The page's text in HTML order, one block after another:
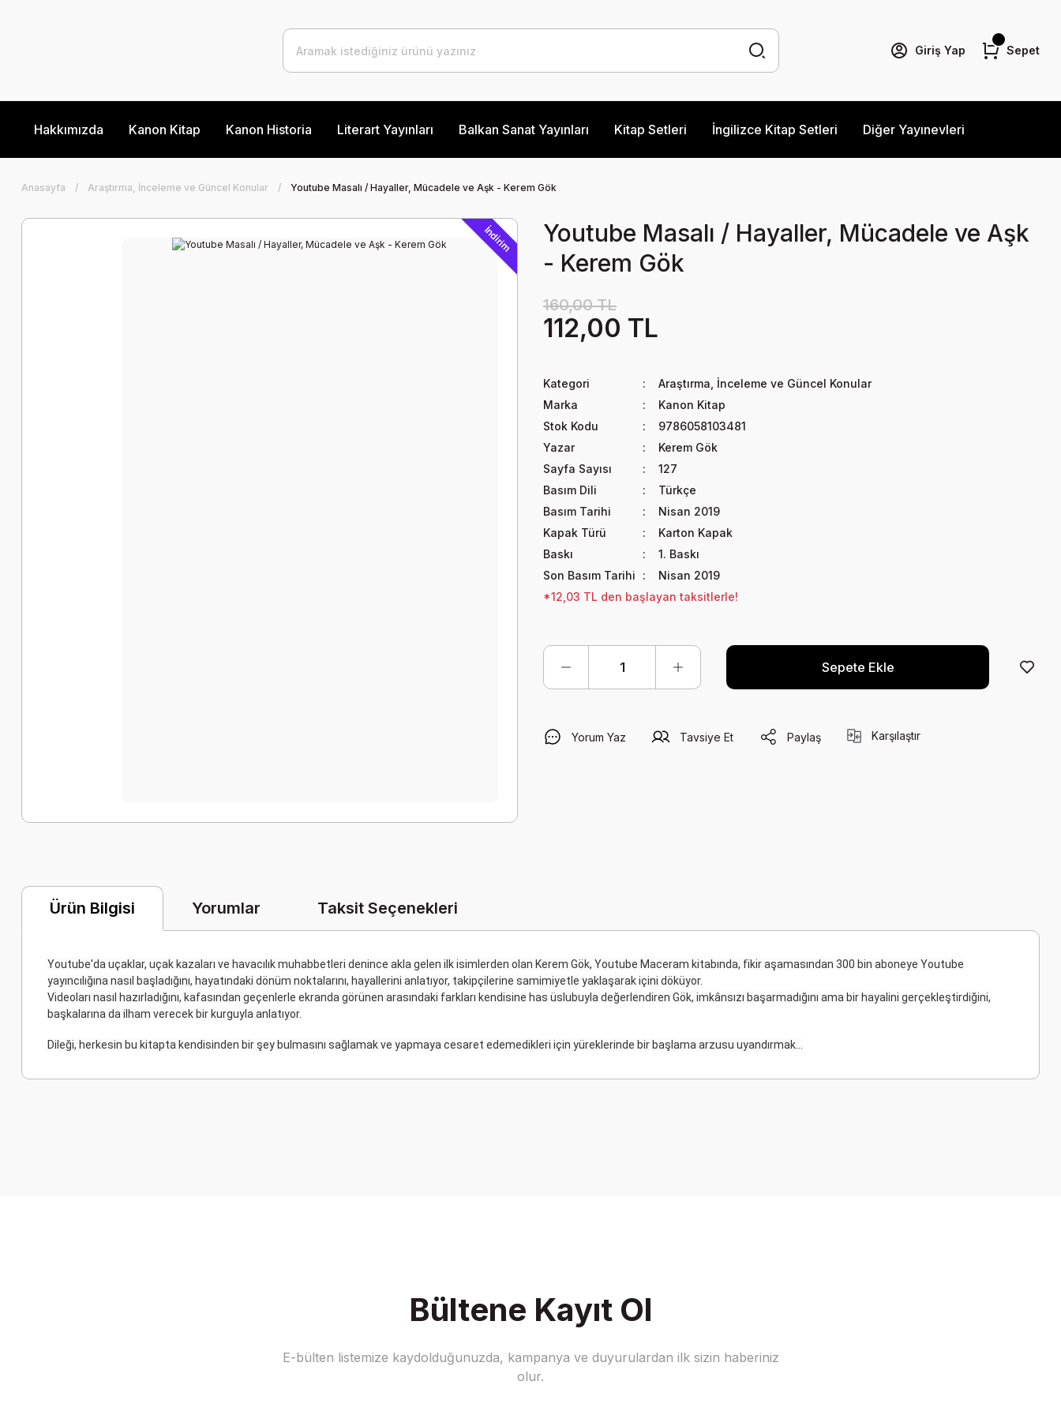
Giriş Yap Sepet
Hakkımızda Kanon Kitap Kanon Historia Literart Yayınları Balkan Sanat Yayınları Kitap Setleri İngilizce Kitap Setleri Diğer Yayınevleri
Anasayfa Araştırma, İnceleme ve Güncel Konular Youtube Masalı / Hayaller, Mücadele ve Aşk - Kerem Gök
İndirim
Youtube Masalı / Hayaller, Mücadele ve Aşk
- Kerem Gök
160,00 TL
112,00 TL
Kategori
Araştırma, İnceleme ve Güncel Konular
Marka
Kanon Kitap
Stok Kodu
9786058103481
Yazar
Kerem Gök
Sayfa Sayısı
127
Basım Dili
Türkçe
Basım Tarihi
Nisan 2019
Kapak Türü
Karton Kapak
Baskı
1. Baskı
Son Basım Tarihi
Nisan 2019
*12,03 TL den başlayan taksitlerle!
Sepete Ekle
Yorum Yaz Tavsiye Et Paylaş Karşılaştır
Ürün Bilgisi Yorumlar Taksit Seçenekleri
Youtube'da uçaklar, uçak kazaları ve havacılık muhabbetleri denince akla gelen ilk isimlerden olan Kerem Gök, Youtube Maceram kitabında, fikir aşamasından 300 bin aboneye Youtube
yayıncılığına nasıl başladığını, hayatındaki dönüm noktalarını, hayallerini anlatıyor, takipçilerine samimiyetle yaklaşarak içini döküyor.
Videoları nasıl hazırladığını, kafasından geçenlerle ekranda görünen arasındaki farkları kendisine has üslubuyla değerlendiren Gök, imkânsızı başarmadığını ama bir hayalini gerçekleştirdiğini,
başkalarına da ilham verecek bir kurguyla anlatıyor.
Dileği, herkesin bu kitapta kendisinden bir şey bulmasını sağlamak ve yapmaya cesaret edemedikleri için yüreklerinde bir başlama arzusu uyandırmak...
Bültene Kayıt Ol
E-bülten listemize kaydolduğunuzda, kampanya ve duyurulardan ilk sizin haberiniz
olur.